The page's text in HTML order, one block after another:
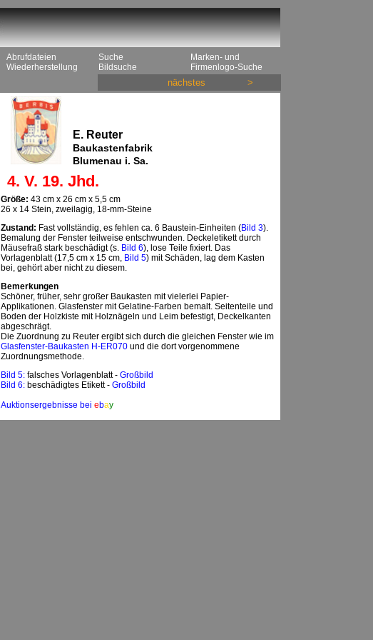
Abrufdateien
Wiederherstellung
Suche
Bildsuche
Marken- und
Firmenlogo-Suche
nächstes >
E. Reuter
Baukastenfabrik
Blumenau i. Sa.
4. V. 19. Jhd.
Größe: 43 cm x 26 cm x 5,5 cm
26 x 14 Stein, zweilagig, 18-mm-Steine
Zustand: Fast vollständig, es fehlen ca. 6 Baustein-Einheiten (Bild 3).
Bemalung der Fenster teilweise entschwunden. Deckeletikett durch
Mäusefraß stark beschädigt (s. Bild 6), lose Teile fixiert. Das
Vorlagenblatt (17,5 cm x 15 cm, Bild 5) mit Schäden, lag dem Kasten
bei, gehört aber nicht zu diesem.
Bemerkungen
Schöner, früher, sehr großer Baukasten mit vielerlei Papier-
Applikationen. Glasfenster mit Gelatine-Farben bemalt. Seitenteile und
Boden der Holzkiste mit Holznägeln und Leim befestigt, Deckelkanten
abgeschrägt.
Die Zuordnung zu Reuter ergibt sich durch die gleichen Fenster wie im
Glasfenster-Baukasten H-ER070 und die dort vorgenommene
Zuordnungsmethode.
Bild 5: falsches Vorlagenblatt - Großbild
Bild 6: beschädigtes Etikett - Großbild
Auktionsergebnisse bei ebay